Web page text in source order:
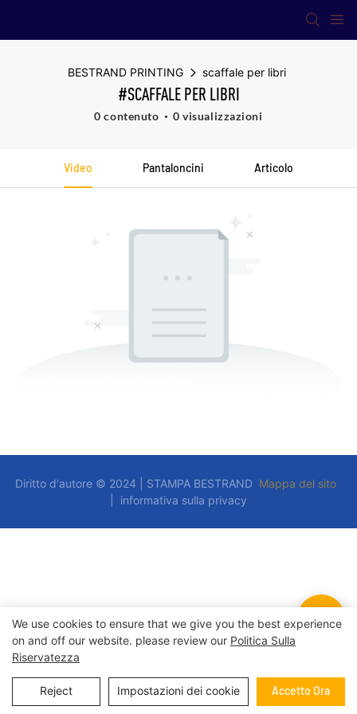
BESTRAND PRINTING scaffale per libri
#SCAFFALE PER LIBRI
0 contenuto 0 visualizzazioni
Video Pantaloncini Articolo
Diritto d'autore © 2024 | STAMPA BESTRAND Mappa del sito
informativa sulla privacy
We use cookies to ensure that we give you the best experience
on and off our website. please review our Politica Sulla
Riservatezza
Reject Impostazioni dei cookie Accetto Ora